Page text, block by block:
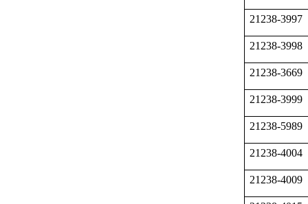
21238-3997
21238-3998
21238-3669
21238-3999
21238-5989
21238-4004
21238-4009